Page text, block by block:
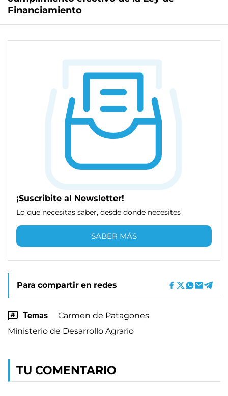
Financiamiento
¡Suscribite al Newsletter!
Lo que necesitas saber, desde donde necesites
SABER MÁS
Para compartir en redes
Temas
Carmen de Patagones
Ministerio de Desarrollo Agrario
TU COMENTARIO